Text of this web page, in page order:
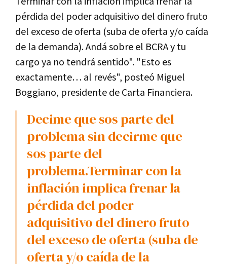
pérdida del poder adquisitivo del dinero fruto
del exceso de oferta (suba de oferta y/o caída
de la demanda). Andá sobre el BCRA y tu
cargo ya no tendrá sentido". "Esto es
exactamente… al revés", posteó Miguel
Boggiano, presidente de Carta Financiera.
Decime que sos parte del
problema sin decirme que
sos parte del
problema.Terminar con la
inflación implica frenar la
pérdida del poder
adquisitivo del dinero fruto
del exceso de oferta (suba de
oferta y/o caída de la